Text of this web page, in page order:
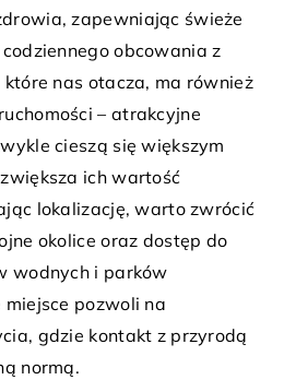
zapewniając świeże
obcowania z
nas otacza, ma również
– atrakcyjne
cieszą się większym
ich wartość
lokalizację, warto zwrócić
okolice oraz dostęp do
wodnych i parków
pozwoli na
gdzie kontakt z przyrodą
normą.